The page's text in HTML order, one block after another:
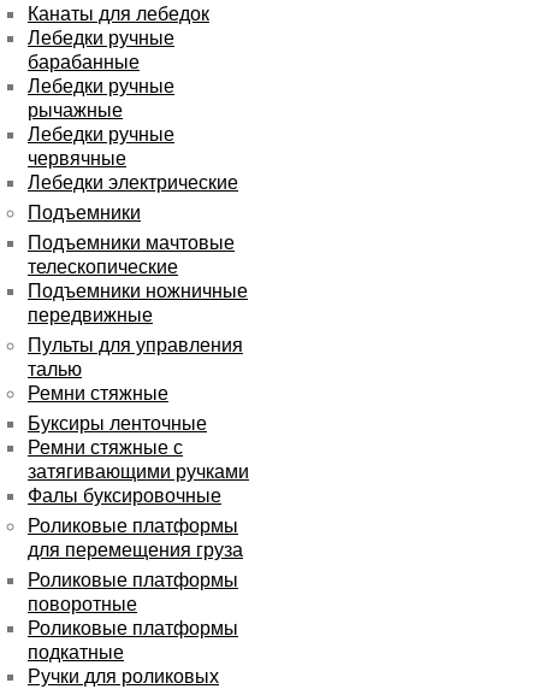
Канаты для лебедок
Лебедки ручные
барабанные
Лебедки ручные
рычажные
Лебедки ручные
червячные
Лебедки электрические
Подъемники
Подъемники мачтовые
телескопические
Подъемники ножничные
передвижные
Пульты для управления
талью
Ремни стяжные
Буксиры ленточные
Ремни стяжные с
затягивающими ручками
Фалы буксировочные
Роликовые платформы
для перемещения груза
Роликовые платформы
поворотные
Роликовые платформы
подкатные
Ручки для роликовых